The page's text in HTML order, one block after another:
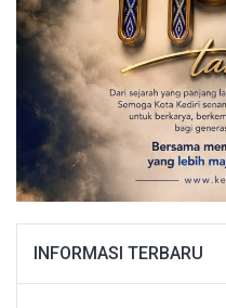
INFORMASI TERBARU